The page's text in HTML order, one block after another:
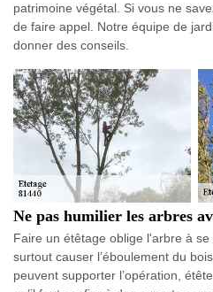
patrimoine végétal. Si vous ne
de faire appel. Notre équipe de
donner des conseils.
Ne pas humilier les arbres
Faire un étêtage oblige l'arbre à
surtout causer l’éboulement du
peuvent supporter l’opération,